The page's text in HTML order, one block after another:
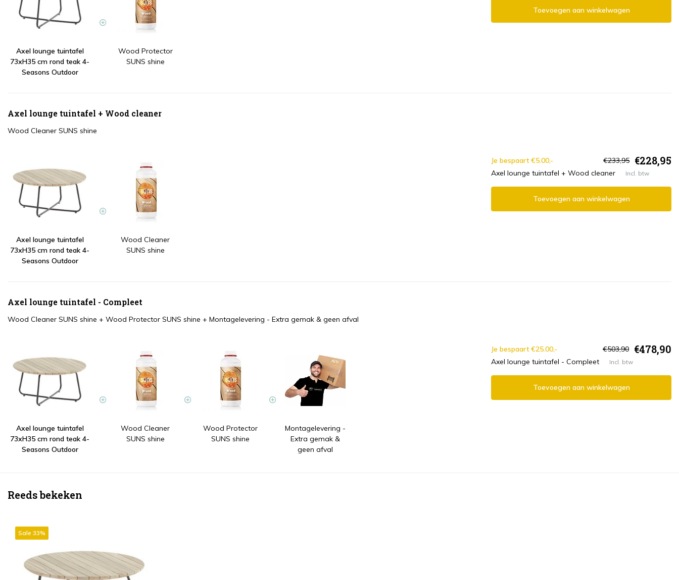
Axel lounge tuintafel
73xH35 cm rond teak 4-
Seasons Outdoor
Wood Protector
SUNS shine
Toevoegen aan winkelwagen
Axel lounge tuintafel + Wood cleaner
Wood Cleaner SUNS shine
Axel lounge tuintafel
73xH35 cm rond teak 4-
Seasons Outdoor
Wood Cleaner
SUNS shine
Je bespaart €5.00,- €233,95 €228,95
Axel lounge tuintafel + Wood cleaner Incl. btw
Toevoegen aan winkelwagen
Axel lounge tuintafel - Compleet
Wood Cleaner SUNS shine + Wood Protector SUNS shine + Montagelevering - Extra gemak & geen afval
Axel lounge tuintafel
73xH35 cm rond teak 4-
Seasons Outdoor
Wood Cleaner
SUNS shine
Wood Protector
SUNS shine
Montagelevering -
Extra gemak &
geen afval
Je bespaart €25.00,- €503,90 €478,90
Axel lounge tuintafel - Compleet Incl. btw
Toevoegen aan winkelwagen
Reeds bekeken
Sale 33%